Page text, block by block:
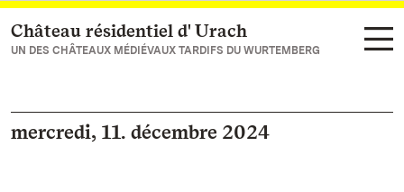
Vers la page d’accueil
Château résidentiel d' Urach
UN DES CHÂTEAUX MÉDIÉVAUX TARDIFS DU WURTEMBERG
mercredi, 11. décembre 2024